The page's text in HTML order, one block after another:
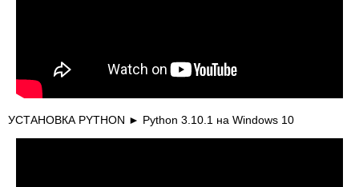
УСТАНОВКА PYTHON ► Python 3.10.1 на Windows 10